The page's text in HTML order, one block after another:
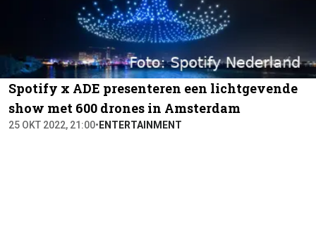
Spotify x ADE presenteren een lichtgevende
show met 600 drones in Amsterdam
25 OKT 2022, 21:00• ENTERTAINMENT